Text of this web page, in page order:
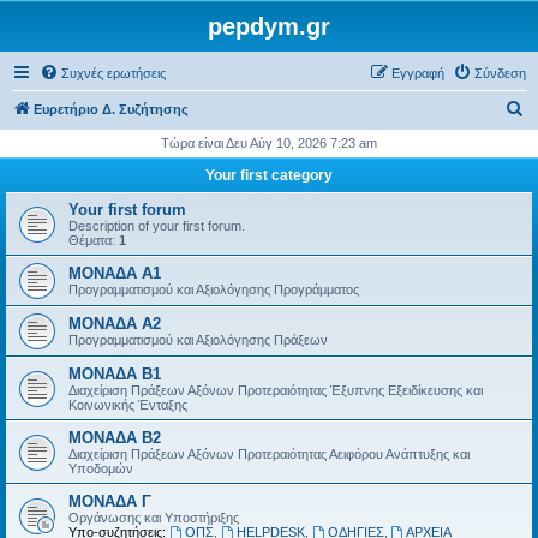
pepdym.gr
Συχνές ερωτήσεις Σύνδεση
Εγγραφή
Ευρετήριο Δ. Συζήτησης
ζ
τ
σ
Τώρα είναι Δευ Αύγ 10, 2026 7:23 am
Your first category
Your first forum
Description of your first forum.
Θέματα: 1
ΜΟΝΑΔΑ Α1
Προγραμματισμού και Αξιολόγησης Προγράμματος
ΜΟΝΑΔΑ Α2
Προγραμματισμού και Αξιολόγησης Πράξεων
ΜΟΝΑΔΑ Β1
Διαχείριση Πράξεων Αξόνων Προτεραιότητας Έξυπνης Εξειδίκευσης και
Κοινωνικής Ένταξης
ΜΟΝΑΔΑ Β2
Διαχείριση Πράξεων Αξόνων Προτεραιότητας Αειφόρου Ανάπτυξης και
Υποδομών
ΜΟΝΑΔΑ Γ
Οργάνωσης και Υποστήριξης
Υπο-συζητήσεις:
ΟΠΣ HELPDESK, ΟΔΗΓΙΕΣ ΑΡΧΕΙΑ